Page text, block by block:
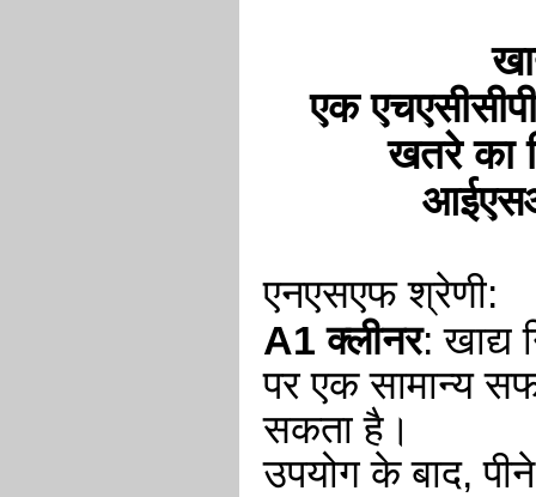
एक
खतरे का
एनएसएफ श्रेणी:
A1 क्लीनर: खाद्य
पर एक सामान्य
सकता है।
उपयोग के बाद,